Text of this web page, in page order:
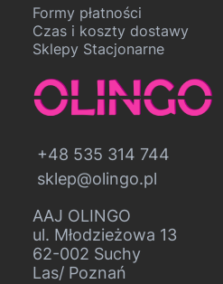
Formy płatności
Czas i koszty dostawy
Sklepy Stacjonarne
+48 535 314 744
sklep@olingo.pl
AAJ OLINGO
ul. Młodzieżowa 13
62-002 Suchy
Las/ Poznań